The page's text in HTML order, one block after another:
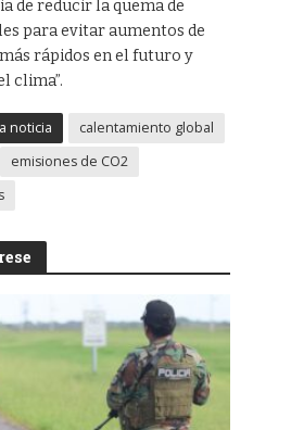
de reducir la quema de
para evitar aumentos de
rápidos en el futuro y
clima”.
noticia
calentamiento global
emisiones de CO2